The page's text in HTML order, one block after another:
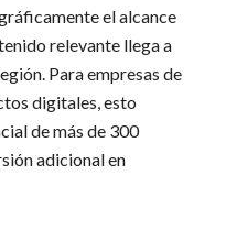
el alcance
relevante llega a
Para empresas de
digitales, esto
de más de 300
adicional en